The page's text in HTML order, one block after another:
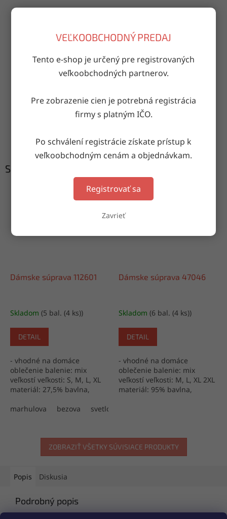
VEĽKOOBCHODNÝ PREDAJ
Tento e-shop je určený pre registrovaných
veľkoobchodných partnerov.
Pre zobrazenie cien je potrebná registrácia
firmy s platným IČO.
Po schválení registrácie získate prístup k
veľkoobchodným cenám a objednávkam.
Registrovať sa
Zavrieť
ZDIEĽAŤ
nepoškodeného tovaru
Súvisiaci tovar
Dámske súprava 112601
Skladom (5 bal. (4 ks))
DETAIL
- vhodné na domáce
oblečenie balenie: mix
veľkostí veľkosti: S, M, L, XL
materiál: 27,5% bavlna,
výroba: Turecko
marhulova bezova svetloruzova
Dámske súprava 47046
Skladom (6 bal. (4 ks))
DETAIL
- vhodné na domáce
oblečenie balenie: mix
veľkostí veľkosti: M, L, XL 2XL
materiál: 95% bavlna,
ZOBRAZIŤ VŠETKY SÚVISIACE PRODUKTY
Popis Diskusia
Podrobný popis